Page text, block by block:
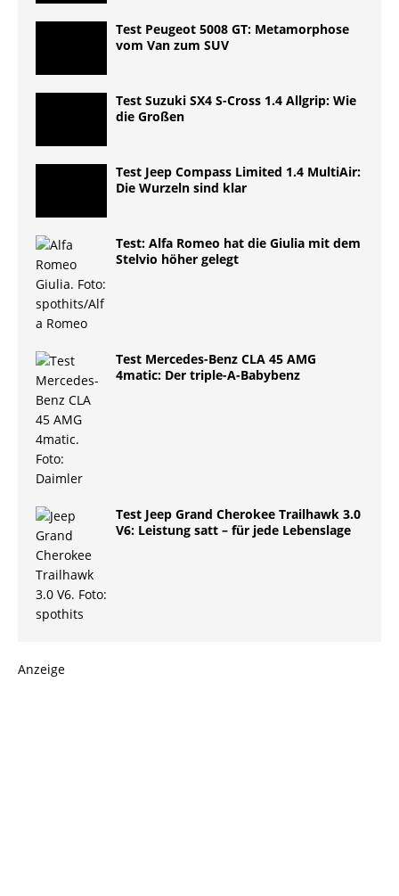
Test Peugeot 5008 GT: Metamorphose
vom Van zum SUV
Test Suzuki SX4 S-Cross 1.4 Allgrip: Wie
die Großen
Test Jeep Compass Limited 1.4 MultiAir:
Die Wurzeln sind klar
Test: Alfa Romeo hat die Giulia mit dem
Stelvio höher gelegt
Test Mercedes-Benz CLA 45 AMG
4matic: Der triple-A-Babybenz
Test Jeep Grand Cherokee Trailhawk 3.0
V6: Leistung satt – für jede Lebenslage
Anzeige